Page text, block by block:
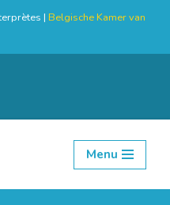
| Belgische Kamer van
Menu